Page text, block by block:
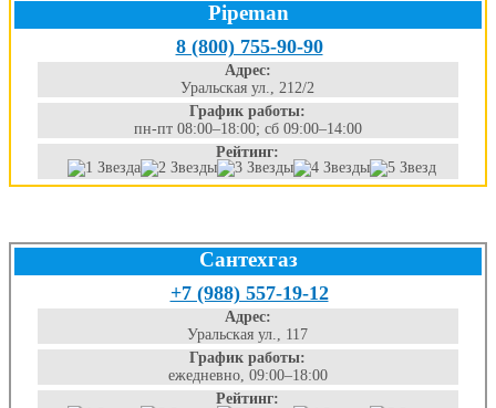
Pipeman
8 (800) 755-90-90
Адрес:
Уральская ул., 212/2
График работы:
пн-пт 08:00–18:00; сб 09:00–14:00
Рейтинг:
Сантехгаз
+7 (988) 557-19-12
Адрес:
Уральская ул., 117
График работы:
ежедневно, 09:00–18:00
Рейтинг: